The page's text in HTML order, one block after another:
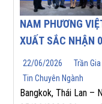
NAM PHƯƠNG
XUẤT SẮC NHẬN
GIẢI THƯỞNG
GIÁ TẠI YASKAWA
ASEAN
22/06/2026
Trần
Tin Chuyên Ngành
Bangkok, Thái Lan –